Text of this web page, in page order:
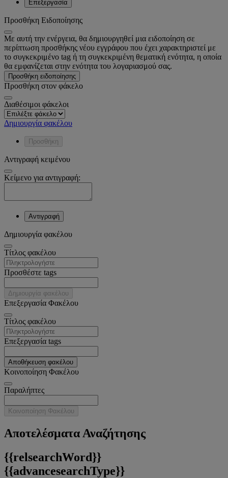
Επεξεργασία
Προσθήκη Ειδοποίησης
Με αυτή την ενέργεια, θα δημιουργηθεί μια ειδοποίηση σε
περίπτωση προσθήκης νέου εγγράφου που έχει χαρακτηριστεί με
το συγκεκριμένο tag ή τη συγκεκριμένη θεματική ενότητα, η οποία
θα εμφανίζεται στην ενότητα του λογαριασμού σας.
Προσθήκη ειδοποίησης
Προσθήκη στον φάκελο
Διαθέσιμοι φάκελοι
Δημιουργία φακέλου
Προσθήκη
Αντιγραφή κειμένου
Κείμενο για αντιγραφή:
Αντιγραφή
Δημιουργία φακέλου
Tίτλος φακέλου
Προσθέστε tags
Δημιουργία φακέλου
Επεξεργασία Φακέλου
Tίτλος φακέλου
Επεξεργασία tags
Αποθήκευση φακέλου
Κοινοποίηση Φακέλου
Παραλήπτες
Κοινοποίηση Φακέλου
Αποτελέσματα Αναζήτησης
{{relsearchWord}}
{{advancesearchType}}